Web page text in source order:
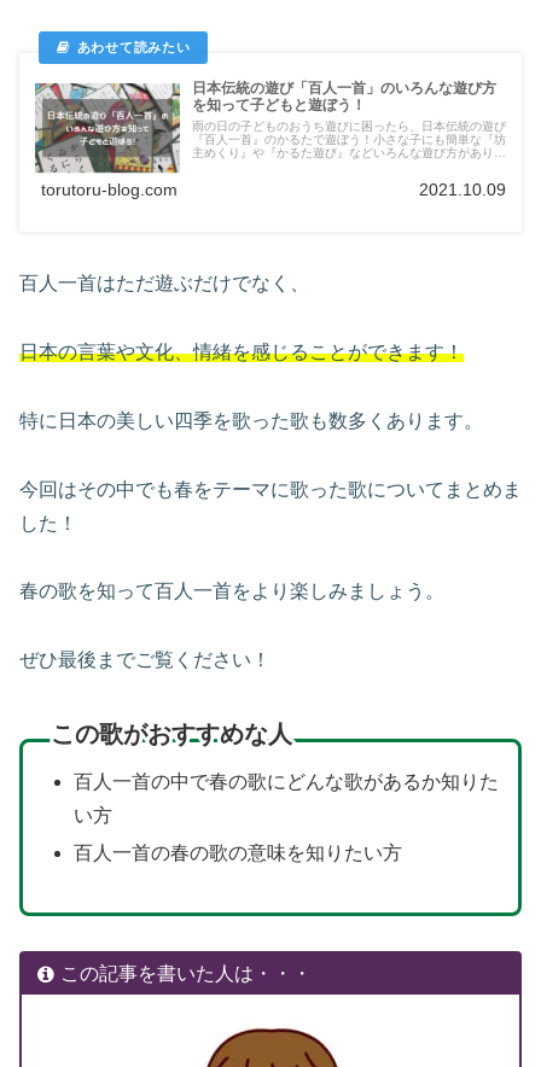
日本伝統の遊び「百人一首」のいろんな遊び方
を知って子どもと遊ぼう！
雨の日の子どものおうち遊びに困ったら、日本伝統の遊び
『百人一首』のかるたで遊ぼう！小さな子にも簡単な『坊
主めくり』や『かるた遊び』などいろんな遊び方があり、
torutoru-blog.com 2021.10.09
百人一首はただ遊ぶだけでなく、
日本の言葉や文化、情緒を感じることができます！
特に日本の美しい四季を歌った歌も数多くあります。
今回はその中でも春をテーマに歌った歌についてまとめま
した！
春の歌を知って百人一首をより楽しみましょう。
ぜひ最後までご覧ください！
この歌がおすすめな人
百人一首の中で春の歌にどんな歌があるか知りた
い方
百人一首の春の歌の意味を知りたい方
この記事を書いた人は・・・